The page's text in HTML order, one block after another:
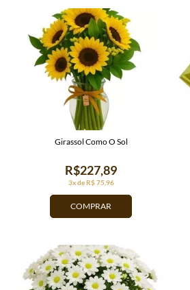
COMPRAR
3x de R$ 75,96
R$227,89
Girassol Como O Sol